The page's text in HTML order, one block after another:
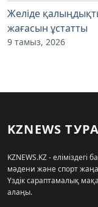
Желіде
жағасын ұстатты
9 тамыз, 2026
KZNEWS
KZNEWS.KZ -
мәдени және спорт
Үздік сараптамалық
алаңы.